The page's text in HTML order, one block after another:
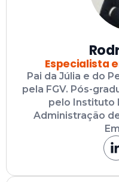
Especialista
Pai da Júlia e do
pela FGV. Pós-
pelo Instituto
Administração